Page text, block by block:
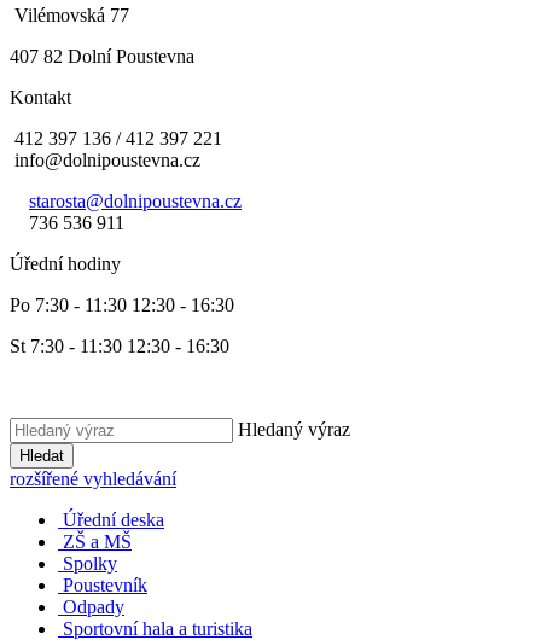
Vilémovská 77
407 82 Dolní Poustevna
Kontakt
412 397 136 / 412 397 221
info@dolnipoustevna.cz
starosta@dolnipoustevna.cz
736 536 911
Úřední hodiny
Po 7:30 - 11:30 12:30 - 16:30
St 7:30 - 11:30 12:30 - 16:30
Hledaný výraz
Hledat
rozšířené vyhledávání
Úřední deska
ZŠ a MŠ
Spolky
Poustevník
Odpady
Sportovní hala a turistika